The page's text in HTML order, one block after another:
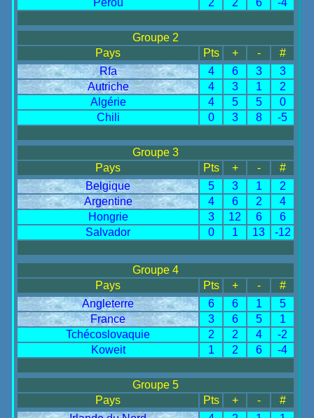
Pérou
2 2 6 -4
Groupe 2
Pays
Pts + -
#
Rfa
4 6 3
3
Autriche
4 3 1
2
Algérie
4 5 5
0
Chili
0 3 8 -5
Groupe 3
Pays
Pts + -
#
Belgique
5 3 1
2
Argentine
4 6 2
4
Hongrie
3 12 6
6
Salvador
0 1 13 -12
Groupe 4
Pays
Pts + -
#
Angleterre
6 6 1
5
France
3 6 5
1
Tchécoslovaquie
2 2 4
-2
Koweit
1 2 6 -4
Groupe 5
Pays
Pts + -
#